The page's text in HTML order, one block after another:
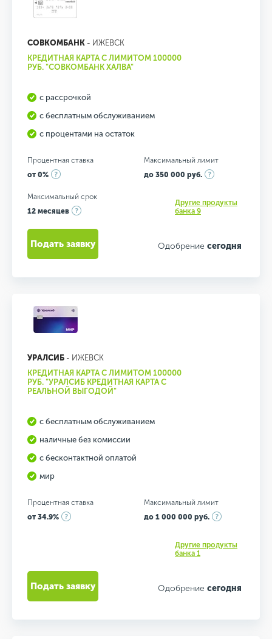
СОВКОМБАНК - ИЖЕВСК
КРЕДИТНАЯ КАРТА С ЛИМИТОМ 100000
РУБ. "СОВКОМБАНК ХАЛВА"
с рассрочкой
с бесплатным обслуживанием
с процентами на остаток
Процентная ставка
от 0%
Максимальный лимит
до 350 000 руб.
Максимальный срок
12 месяцев
Другие продукты
банка 9
Одобрение сегодня
Подать заявку
УРАЛСИБ - ИЖЕВСК
КРЕДИТНАЯ КАРТА С ЛИМИТОМ 100000
РУБ. "УРАЛСИБ КРЕДИТНАЯ КАРТА С
РЕАЛЬНОЙ ВЫГОДОЙ"
с бесплатным обслуживанием
наличные без комиссии
с бесконтактной оплатой
мир
Процентная ставка
от 34.9%
Максимальный лимит
до 1 000 000 руб.
Другие продукты
банка 1
Одобрение сегодня
Подать заявку